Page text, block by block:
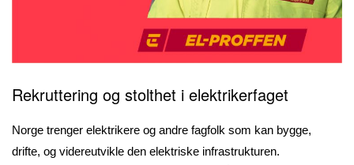
Rekruttering og stolthet i elektrikerfaget
Norge trenger elektrikere og andre fagfolk som kan bygge,
drifte, og videreutvikle den elektriske infrastrukturen.